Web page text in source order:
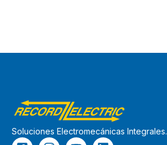
Soluciones Electromecánicas Integrales.